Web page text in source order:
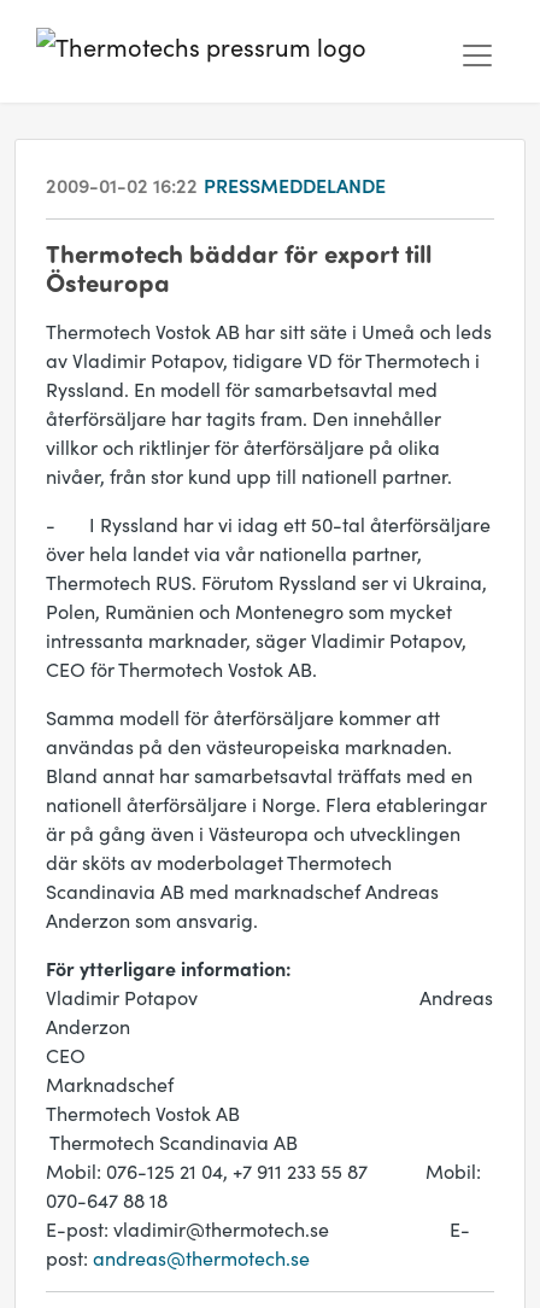
2009-01-02 16:22 PRESSMEDDELANDE
Thermotech bäddar för export till
Östeuropa
Thermotech Vostok AB har sitt säte i Umeå och leds
av Vladimir Potapov, tidigare VD för Thermotech i
Ryssland. En modell för samarbetsavtal med
återförsäljare har tagits fram. Den innehåller
villkor och riktlinjer för återförsäljare på olika
nivåer, från stor kund upp till nationell partner.
- I Ryssland har vi idag ett 50-tal återförsäljare
över hela landet via vår nationella partner,
Thermotech RUS. Förutom Ryssland ser vi Ukraina,
Polen, Rumänien och Montenegro som mycket
intressanta marknader, säger Vladimir Potapov,
CEO för Thermotech Vostok AB.
Samma modell för återförsäljare kommer att
användas på den västeuropeiska marknaden.
Bland annat har samarbetsavtal träffats med en
nationell återförsäljare i Norge. Flera etableringar
är på gång även i Västeuropa och utvecklingen
där sköts av moderbolaget Thermotech
Scandinavia AB med marknadschef Andreas
Anderzon som ansvarig.
För ytterligare information:
Vladimir Potapov Andreas
Anderzon
CEO
Marknadschef
Thermotech Vostok AB
Thermotech Scandinavia AB
Mobil: 076-125 21 04, +7 911 233 55 87 Mobil:
070-647 88 18
E-post: vladimir@thermotech.se E-
post: andreas@thermotech.se